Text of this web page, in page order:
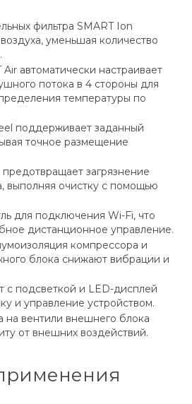
фильтра SMART Ion
уменьшая количество
Air автоматически настраивает
потока в 4 стороны для
температуры по
поддерживает заданный
точное размещение
загрязнение
выполняя очистку с помощью
для подключения Wi-Fi, что
дистанционное управление.
компрессора и
блока снижают вибрации и
с подсветкой и LED-дисплей
и управление устройством.
на вентили внешнего блока
от внешних воздействий.